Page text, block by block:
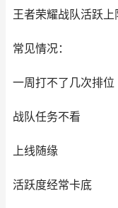
王者荣耀战队活跃上
常见情况：
一周打不了几次排位
战队任务不看
上线随缘
活跃度经常卡底